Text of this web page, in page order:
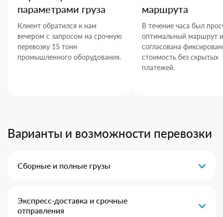
параметрами груза
Клиент обратился к нам
вечером с запросом на срочную
перевозку 15 тонн
промышленного оборудования.
маршрута
В течение часа был
оптимальный маршрут и
согласована
стоимость без скрытых
платежей.
Варианты и возможности перевозки
Сборные и полные грузы
Экспресс-доставка и срочные
отправления